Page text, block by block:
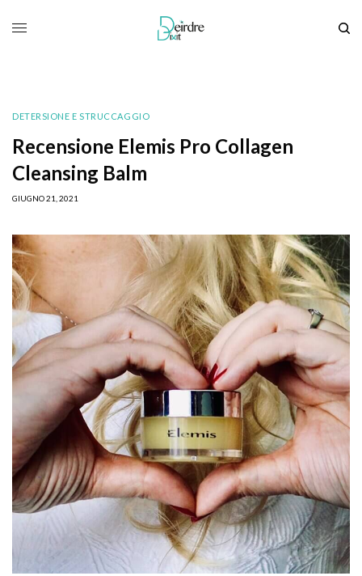
DETERSIONE E STRUCCAGGIO
Recensione Elemis Pro Collagen
Cleansing Balm
GIUGNO 21, 2021